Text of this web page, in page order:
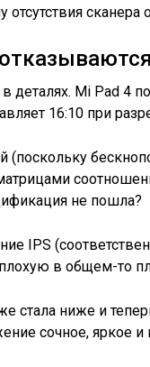
сканера
деталях. Mi Pad 4
16:10 при
(поскольку
не пошла?
IPS
в общем-то
стала ниже и
сочное, яркое и